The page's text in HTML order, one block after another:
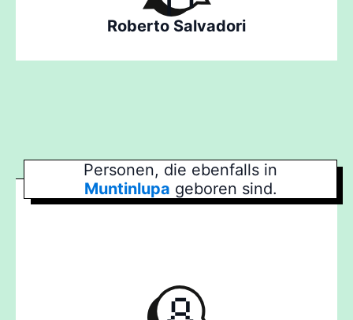
Roberto Salvadori
Personen, die ebenfalls in
Muntinlupa geboren sind.